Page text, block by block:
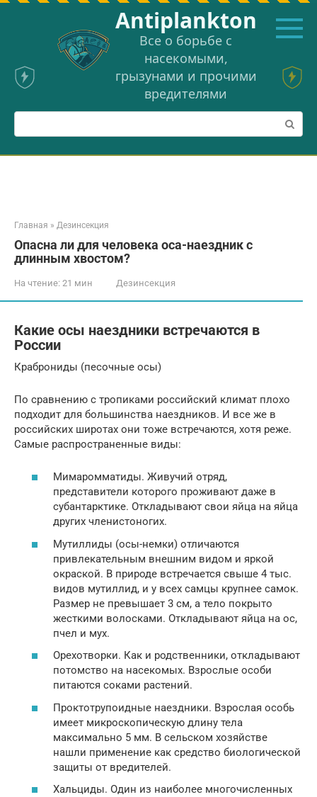
Перейти
Аntiplankton
Все о борьбе с
насекомыми,
грызунами и прочими
вредителями
Поиск:
Главная » Дезинсекция
Опасна ли для человека оса-наездник с
длинным хвостом?
На чтение: 21 мин Дезинсекция
Какие осы наездники встречаются в
России
Краброниды (песочные осы)
По сравнению с тропиками российский климат плохо
подходит для большинства наездников. И все же в
российских широтах они тоже встречаются, хотя реже.
Самые распространенные виды:
Мимаромматиды. Живучий отряд,
представители которого проживают даже в
субантарктике. Откладывают свои яйца на яйца
других членистоногих.
Мутиллиды (осы-немки) отличаются
привлекательным внешним видом и яркой
окраской. В природе встречается свыше 4 тыс.
видов мутиллид, и у всех самцы крупнее самок.
Размер не превышает 3 см, а тело покрыто
жесткими волосками. Откладывают яйца на ос,
пчел и мух.
Орехотворки. Как и родственники, откладывают
потомство на насекомых. Взрослые особи
питаются соками растений.
Проктотрупоидные наездники. Взрослая особь
имеет микроскопическую длину тела
максимально 5 мм. В сельском хозяйстве
нашли применение как средство биологической
защиты от вредителей.
Хальциды. Один из наиболее многочисленных